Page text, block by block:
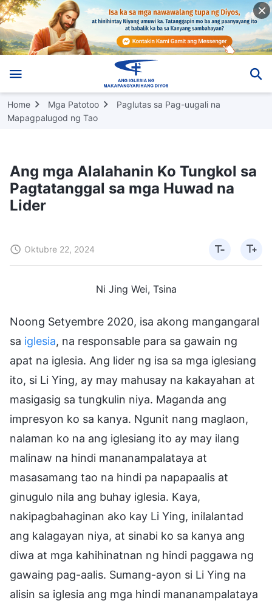
Home Mga Patotoo
Paglutas sa Pag-uugali na
Mapagpalugod ng Tao
Ang mga Alalahanin Ko Tungkol sa
Pagtatanggal sa mga Huwad na
Lider
Oktubre 22, 2024
Ni Jing Wei, Tsina
Noong Setyembre 2020, isa akong mangangaral
sa iglesia, na responsable para sa gawain ng
apat na iglesia. Ang lider ng isa sa mga iglesiang
ito, si Li Ying, ay may mahusay na kakayahan at
masigasig sa tungkulin niya. Maganda ang
impresyon ko sa kanya. Ngunit nang maglaon,
nalaman ko na ang iglesiang ito ay may ilang
malinaw na hindi mananampalataya at
masasamang tao na hindi pa napapaalis at
ginugulo nila ang buhay iglesia. Kaya,
nakipagbahaginan ako kay Li Ying, inilalantad
ang kalagayan niya, at sinabi ko sa kanya ang
diwa at mga kahihinatnan ng hindi paggawa ng
gawaing pag-aalis. Sumang-ayon si Li Ying na
alisin sa iglesia ang mga hindi mananampalataya